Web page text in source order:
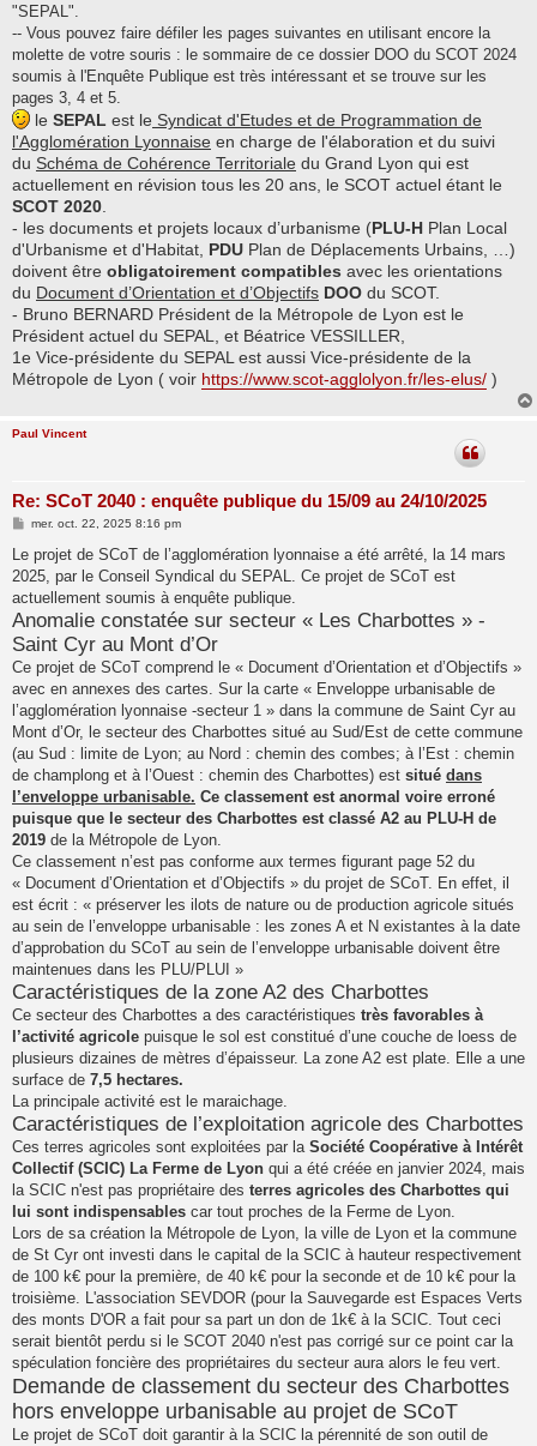
"SEPAL".
-- Vous pouvez faire défiler les pages suivantes en utilisant encore la
molette de votre souris : le sommaire de ce dossier DOO du SCOT 2024
soumis à l'Enquête Publique est très intéressant et se trouve sur les
pages 3, 4 et 5.
le SEPAL est le Syndicat d'Etudes et de Programmation de
l'Agglomération Lyonnaise en charge de l'élaboration et du suivi
du Schéma de Cohérence Territoriale du Grand Lyon qui est
actuellement en révision tous les 20 ans, le SCOT actuel étant le
SCOT 2020
- les documents et projets locaux d’urbanisme (PLU-H Plan Local
d'Urbanisme et d'Habitat, PDU Plan de Déplacements Urbains, …)
doivent être obligatoirement compatibles avec les orientations
du Document d’Orientation et d’Objectifs DOO du SCOT.
- Bruno BERNARD Président de la Métropole de Lyon est le
Président actuel du SEPAL, et Béatrice VESSILLER,
1e Vice-présidente du SEPAL est aussi Vice-présidente de la
Métropole de Lyon ( voir https://www.scot-agglolyon.fr/les-elus/ )
Paul Vincent
Re: SCoT 2040 : enquête publique du 15/09 au 24/10/2025
M
s
a
g
mer. oct. 22, 2025 8:16 pm
Le projet de SCoT de l’agglomération lyonnaise a été arrêté, la 14 mars
2025, par le Conseil Syndical du SEPAL. Ce projet de SCoT est
actuellement soumis à enquête publique.
Anomalie constatée sur secteur « Les Charbottes » -
Saint Cyr au Mont d’Or
Ce projet de SCoT comprend le « Document d’Orientation et d’Objectifs »
avec en annexes des cartes. Sur la carte « Enveloppe urbanisable de
l’agglomération lyonnaise -secteur 1 » dans la commune de Saint Cyr au
Mont d’Or, le secteur des Charbottes situé au Sud/Est de cette commune
(au Sud : limite de Lyon; au Nord : chemin des combes; à l’Est : chemin
de champlong et à l’Ouest : chemin des Charbottes) est situé dans
l’enveloppe urbanisable. Ce classement est anormal voire erroné
puisque que le secteur des Charbottes est classé A2 au PLU-H de
2019 de la Métropole de Lyon.
Ce classement n’est pas conforme aux termes figurant page 52 du
« Document d’Orientation et d’Objectifs » du projet de SCoT. En effet, il
est écrit : « préserver les ilots de nature ou de production agricole situés
au sein de l’enveloppe urbanisable : les zones A et N existantes à la date
d’approbation du SCoT au sein de l’enveloppe urbanisable doivent être
maintenues dans les PLU/PLUI »
Caractéristiques de la zone A2 des Charbottes
Ce secteur des Charbottes a des caractéristiques très favorables à
l’activité agricole puisque le sol est constitué d’une couche de loess de
plusieurs dizaines de mètres d’épaisseur. La zone A2 est plate. Elle a une
surface de 7,5 hectares.
La principale activité est le maraichage.
Caractéristiques de l’exploitation agricole des Charbottes
Ces terres agricoles sont exploitées par la Société Coopérative à Intérêt
Collectif (SCIC) La Ferme de Lyon qui a été créée en janvier 2024, mais
la SCIC n'est pas propriétaire des terres agricoles des Charbottes qui
lui sont indispensables car tout proches de la Ferme de Lyon.
Lors de sa création la Métropole de Lyon, la ville de Lyon et la commune
de St Cyr ont investi dans le capital de la SCIC à hauteur respectivement
de 100 k€ pour la première, de 40 k€ pour la seconde et de 10 k€ pour la
troisième. L'association SEVDOR (pour la Sauvegarde est Espaces Verts
des monts D'OR a fait pour sa part un don de 1k€ à la SCIC. Tout ceci
serait bientôt perdu si le SCOT 2040 n'est pas corrigé sur ce point car la
spéculation foncière des propriétaires du secteur aura alors le feu vert.
Demande de classement du secteur des Charbottes
hors enveloppe urbanisable au projet de SCoT
Le projet de SCoT doit garantir à la SCIC la pérennité de son outil de